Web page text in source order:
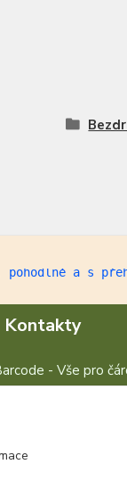
Kontakty
- Vše pro